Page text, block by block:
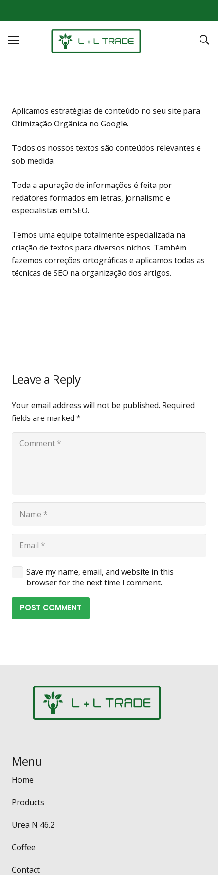
Aplicamos estratégias de conteúdo no seu site para
Otimização Orgânica no Google.
Todos os nossos textos são conteúdos relevantes e
sob medida.
Toda a apuração de informações é feita por
redatores formados em letras, jornalismo e
especialistas em SEO.
Temos uma equipe totalmente especializada na
criação de textos para diversos nichos. Também
fazemos correções ortográficas e aplicamos todas as
técnicas de SEO na organização dos artigos.
Leave a Reply
Your email address will not be published. Required
fields are marked *
Save my name, email, and website in this
browser for the next time I comment.
POST COMMENT
Menu
Home
Products
Urea N 46.2
Coffee
Contact